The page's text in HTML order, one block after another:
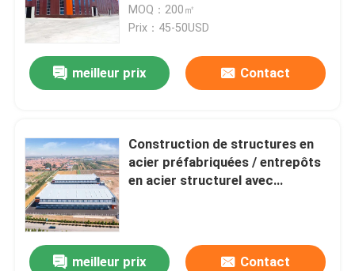
MOQ：200㎡
Prix：45-50USD
meilleur prix Contact
Construction de structures en
acier préfabriquées / entrepôts
en acier structurel avec
meilleur prix Contact